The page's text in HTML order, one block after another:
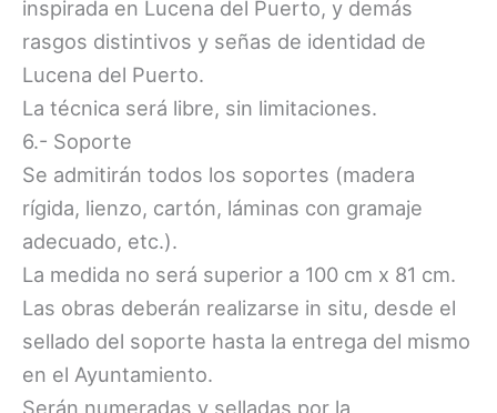
inspirada en Lucena del Puerto, y demás
rasgos distintivos y señas de identidad de
Lucena del Puerto.
La técnica será libre, sin limitaciones.
6.- Soporte
Se admitirán todos los soportes (madera
rígida, lienzo, cartón, láminas con gramaje
adecuado, etc.).
La medida no será superior a 100 cm x 81 cm.
Las obras deberán realizarse in situ, desde el
sellado del soporte hasta la entrega del mismo
en el Ayuntamiento.
Serán numeradas y selladas por la